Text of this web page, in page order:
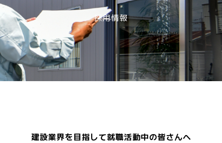
採用情報
建設業界を目指して就職活動中の皆さんへ